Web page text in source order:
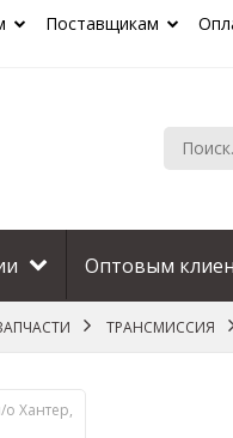
Поставщикам
Оптовым
ТРАНСМИССИЯ
о Хантер,